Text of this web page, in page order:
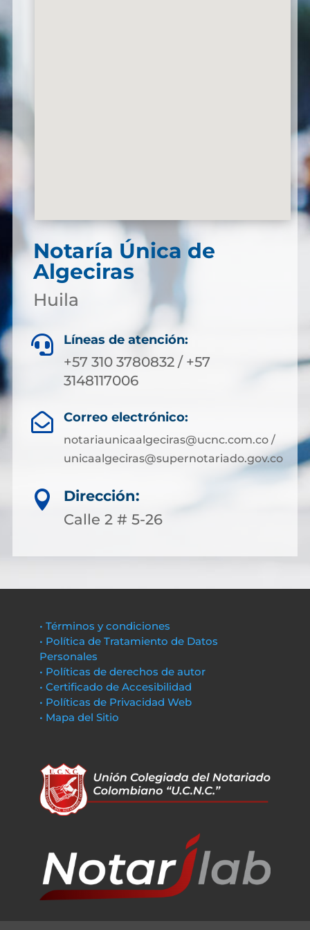
Notaría Única de
Algeciras
Huila
 Líneas de atención:
+57 310 3780832 / +57
3148117006
 Correo electrónico:
notariaunicaalgeciras@ucnc.com.co /
unicaalgeciras@supernotariado.gov.co

Dirección:
Calle 2 # 5-26
• Términos y condiciones
• Política de Tratamiento de Datos
Personales
• Políticas de derechos de autor
• Certificado de Accesibilidad
• Políticas de Privacidad Web
• Mapa del Sitio